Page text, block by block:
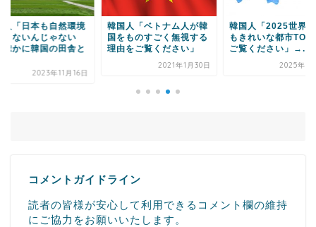
人「日本も自然環境
くないんじゃない
確かに韓国の田舎と
2023年11月16日
韓国人「ベトナム人が韓
国をものすごく無視する
理由をご覧ください」
2021年1月30日
韓国人「2025世界
もきれいな都市
ご覧ください」→...
2025年7
コメントガイドライン
読者の皆様が安心して利用できるコメント欄の維持
にご協力をお願いいたします。